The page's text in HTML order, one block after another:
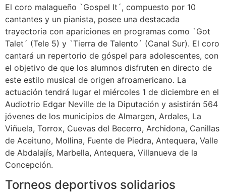
El coro malagueño `Gospel It´, compuesto por 10
cantantes y un pianista, posee una destacada
trayectoria con apariciones en programas como `Got
Talet´ (Tele 5) y `Tierra de Talento´ (Canal Sur). El coro
cantará un repertorio de góspel para adolescentes, con
el objetivo de que los alumnos disfruten en directo de
este estilo musical de origen afroamericano. La
actuación tendrá lugar el miércoles 1 de diciembre en el
Audiotrio Edgar Neville de la Diputación y asistirán 564
jóvenes de los municipios de Almargen, Ardales, La
Viñuela, Torrox, Cuevas del Becerro, Archidona, Canillas
de Aceituno, Mollina, Fuente de Piedra, Antequera, Valle
de Abdalajís, Marbella, Antequera, Villanueva de la
Concepción.
Torneos deportivos solidarios